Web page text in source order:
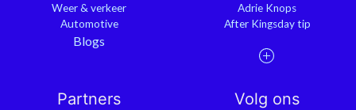
Weer & verkeer
Automotive
Blogs
Adrie Knops
After Kingsday tip
Partners Volg ons